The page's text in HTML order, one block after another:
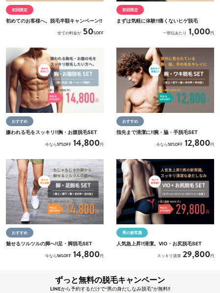
初回限定
初めてのお客様へ。脱毛半額キャンペーン‼
全ての料金が 50%OFF
初回限定
まずは気軽に体験‼痛くないヒゲ脱毛
一部位あたり 1,000円
おすすめ
嫌われる毛をスッキリ‼胸・お腹脱毛SET
今なら57%OFF 14,800円
おすすめ
指先まで清潔に‼腕・脇・手脱毛SET
今なら50%OFF 12,800円
おすすめ
魅せるツルツルの脚へ‼足・脚脱毛SET
今なら56%OFF 14,800円
男の新常識
人気急上昇‼清潔。VIO・お尻脱毛SET
スッキリ清潔 29,800円
ずっと無料の脱毛キャンペーン
LINEから予約するだけで“男の身だしなみ脱毛”が無料‼